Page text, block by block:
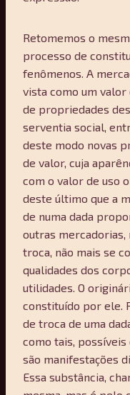
Retomemos o
processo de
fenômenos. A
vista como um valor
de propriedades
serventia social,
deste modo novas
de valor, cuja
com o valor de uso
deste último que a
de numa dada
outras mercadorias,
troca, não mais se
qualidades dos
utilidades. O
constituído por ele.
de troca de uma
como tais,
são manifestações
Essa substância,